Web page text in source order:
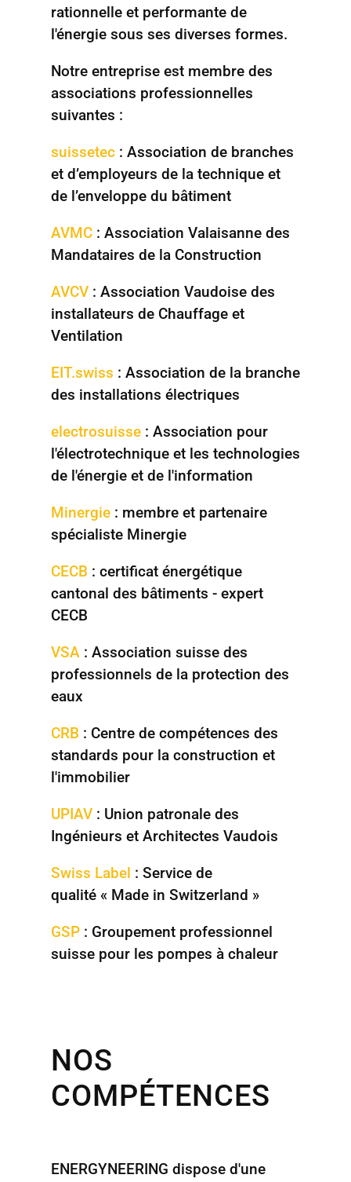
rationnelle et performante de
l'énergie sous ses diverses formes.
Notre entreprise est membre des
associations professionnelles
suivantes :
suissetec: Association de branches
et d’employeurs de la technique et
de l’enveloppe du bâtiment
AVMC: Association Valaisanne des
Mandataires de la Construction
AVCV: Association Vaudoise des
installateurs de Chauffage et
Ventilation
EIT.swiss : Association de la branche
des installations électriques
electrosuisse: Association pour
l'électrotechnique et les technologies
de l'énergie et de l'information
Minergie: membre et partenaire
spécialiste Minergie
CECB : certificat énergétique
cantonal des bâtiments - expert
CECB
VSA: Association suisse des
professionnels de la protection des
eaux
CRB : Centre de compétences des
standards pour la construction et
l'immobilier
UPIAV: Union patronale des
Ingénieurs et Architectes Vaudois
Swiss Label : Service de
qualité « Made in Switzerland »
GSP: Groupement professionnel
suisse pour les pompes à chaleur
NOS
COMPÉTENCES
ENERGYNEERING dispose d'une